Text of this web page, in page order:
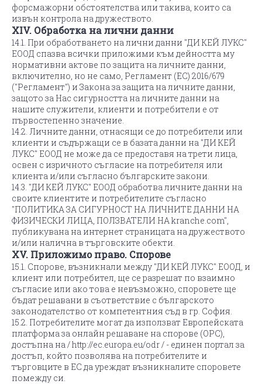
форсмажорни обстоятелства или такива, които са
извън контрола на дружеството.
XIV. Обработка на лични данни
14.1. При обработването на лични данни "ДИ КЕЙ ЛУКС"
ЕООД спазва всички приложими към дейността му
нормативни актове по защита на личните данни,
включително, но не само, Регламент (ЕС) 2016/679
("Регламент") и Закона за защита на личните данни,
защото за Нас сигурността на личните данни на
нашите служители, клиенти и потребители e от
първостепенно значение.
14.2. Личните данни, отнасящи се до потребители или
клиенти и съдържащи се в базата данни на "ДИ КЕЙ
ЛУКС" ЕООД не може да се предоставя на трети лица,
освен с изричното съгласие на потребителя или
клиента и/или съгласно българските закони.
14.3. "ДИ КЕЙ ЛУКС" ЕООД обработва личните данни на
своите клиентите и потребителите съгласно
"ПОЛИТИКА ЗА СИГУРНОСТ НА ЛИЧНИТЕ ДАННИ НА
ФИЗИЧЕСКИ ЛИЦА, ПОЛЗВАТЕЛИ НА kranche.com",
публикувана на интернет страницата на дружеството
и/или налична в търговските обекти.
XV. Приложимо право. Спорове
15.1. Спорове, възникнали между "ДИ КЕЙ ЛУКС" ЕООД, и
клиент или потребител, ще се разрешат по взаимно
съгласие или ако това е невъзможно, споровете ще
бъдат решавани в съответствие с българското
законодателство от компетентния съд в гр. София.
15.2. Потребителите могат да използват Европейската
платформа за онлайн решаване на спорове (ОРС),
достъпна на / http://ec.europa.eu/odr / - единен портал за
достъп, който позволява на потребителите и
търговците в ЕС да уреждат възникналите споровете
помежду си.